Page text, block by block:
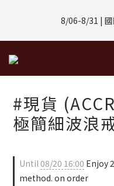
(數
8/06-8/31 |
8/08-8/10 | 全
8/01-8/31 | 任選2件
(數
#現貨
極簡細波浪
Until08/20 16:00 Enjoy
method. on order